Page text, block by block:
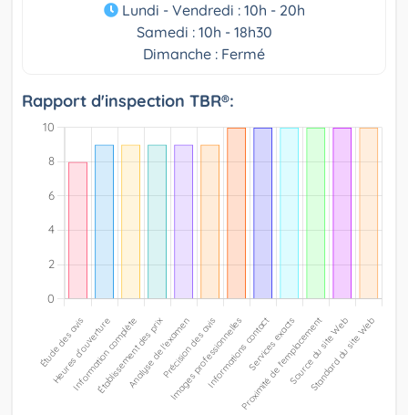
Lundi - Vendredi : 10h - 20h
Samedi : 10h - 18h30
Dimanche : Fermé
Rapport d'inspection TBR®: